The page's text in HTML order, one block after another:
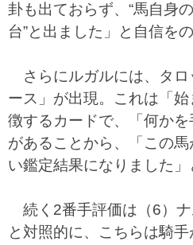
卦も出ておらず、“馬自身
台”と出ました」と自信を
さらにルガルには、タロ
ース」が出現。これは「
徴するカードで、「何か
があることから、「この
い鑑定結果になりました」
続く2番手評価は（6）
と対照的に、こちらは騎